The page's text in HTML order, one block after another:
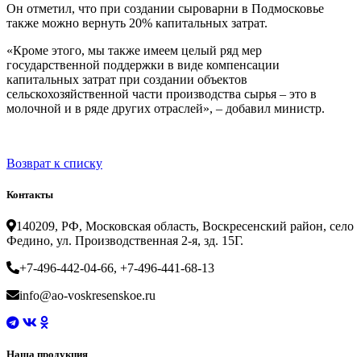
Он отметил, что при создании сыроварни в Подмосковье
также можно вернуть 20% капитальных затрат.
«Кроме этого, мы также имеем целый ряд мер
государственной поддержки в виде компенсации
капитальных затрат при создании объектов
сельскохозяйственной части производства сырья – это в
молочной и в ряде других отраслей», – добавил министр.
Возврат к списку
Контакты
140209, РФ, Московская область, Воскресенский район, село
Федино, ул. Производственная 2-я, зд. 15Г.
+7-496-442-04-66, +7-496-441-68-13
info@ao-voskresenskoe.ru
Наша продукция